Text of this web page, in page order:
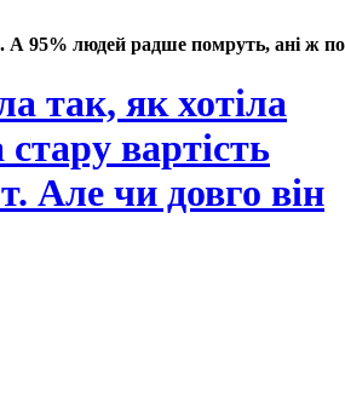
95% людей радше помруть, ані ж
так, як хотіла
вартість
Але чи довго він